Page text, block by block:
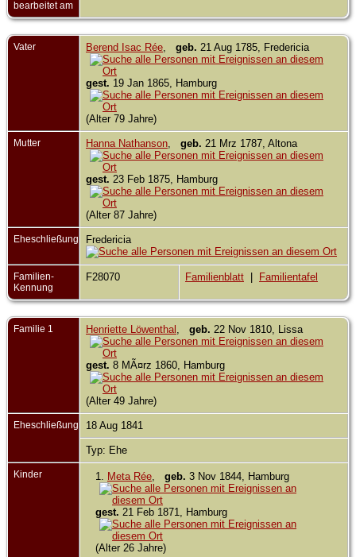
bearbeitet am
Vater Berend Isac Rée geb. 21 Aug 1785, Fredericia
gest. 19 Jan 1865, Hamburg
(Alter 79 Jahre)
Mutter Hanna Nathanson geb. 21 Mrz 1787, Altona
gest. 23 Feb 1875, Hamburg
(Alter 87 Jahre)
Eheschließung Fredericia
Familien-
Kennung
F28070 Familienblatt Familientafel
Familie 1 Henriette Löwenthal geb. 22 Nov 1810, Lissa
gest. 8 MÃ¤rz 1860, Hamburg
(Alter 49 Jahre)
Eheschließung 18 Aug 1841
Typ: Ehe
Kinder 1. Meta Rée geb. 3 Nov 1844, Hamburg
gest. 21 Feb 1871, Hamburg
(Alter 26 Jahre)